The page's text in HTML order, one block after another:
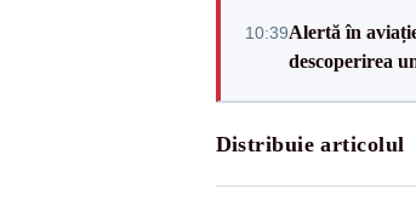
10:39Alertă în
descoperirea
Distribuie articolul